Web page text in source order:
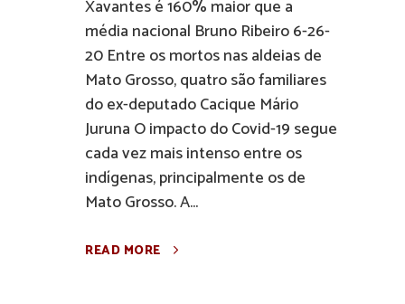
Xavantes é 160% maior que a
média nacional Bruno Ribeiro 6-26-
20 Entre os mortos nas aldeias de
Mato Grosso, quatro são familiares
do ex-deputado Cacique Mário
Juruna O impacto do Covid-19 segue
cada vez mais intenso entre os
indígenas, principalmente os de
Mato Grosso. A...
READ MORE